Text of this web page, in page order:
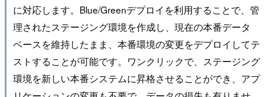
に対応します。Blue/Greenデプロイを利用することで、管
理されたステージング環境を作成し、現在の本番データ
ベースを維持したまま、本番環境の変更をデプロイしてテ
ストすることが可能です。ワンクリックで、ステージング
環境を新しい本番システムに昇格させることができ、アプ